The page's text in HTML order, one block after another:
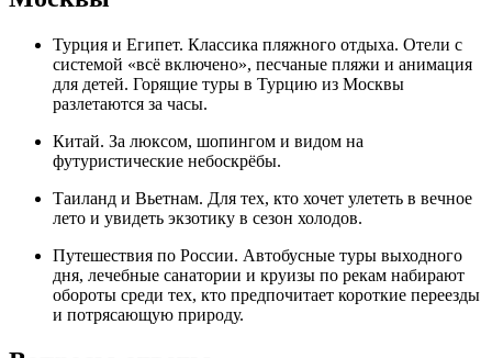
Турция и Египет. Классика пляжного отдыха. Отели с
системой «всё включено», песчаные пляжи и анимация
для детей. Горящие туры в Турцию из Москвы
разлетаются за часы.
Китай. За люксом, шопингом и видом на
футуристические небоскрёбы.
Таиланд и Вьетнам. Для тех, кто хочет улететь в вечное
лето и увидеть экзотику в сезон холодов.
Путешествия по России. Автобусные туры выходного
дня, лечебные санатории и круизы по рекам набирают
обороты среди тех, кто предпочитает короткие переезды
и потрясающую природу.